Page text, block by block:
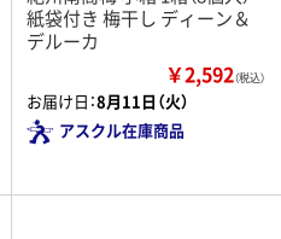
紙袋付き 梅干し ディーン＆
デルーカ
￥2,592（税込）
お届け日：8月11日（火）
アスクル在庫商品